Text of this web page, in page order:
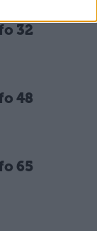
32
48
65